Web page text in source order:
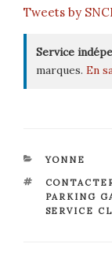
Tweets by
Service
marques. En
YONNE
PARKING
SERVICE